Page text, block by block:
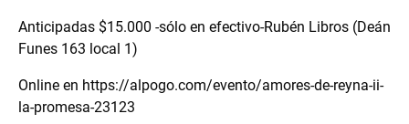
Anticipadas $15.000 -sólo en efectivo-Rubén Libros (Deán
Funes 163 local 1)
Online en https://alpogo.com/evento/amores-de-reyna-ii-
la-promesa-23123